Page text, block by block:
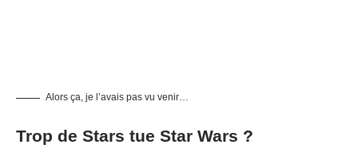
Alors ça, je l’avais pas vu venir…
Trop de Stars tue Star Wars ?